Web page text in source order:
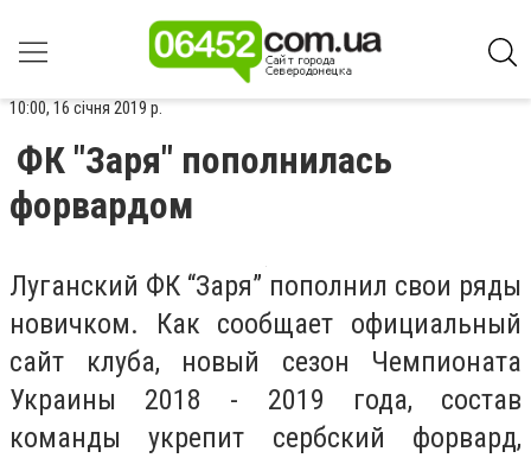
10:00, 16 січня 2019 р.
ФК "Заря" пополнилась
форвардом
Луганский ФК “Заря” пополнил свои ряды
новичком. Как сообщает официальный
сайт клуба, новый сезон Чемпионата
Украины 2018 - 2019 года, состав
команды укрепит сербский форвард,